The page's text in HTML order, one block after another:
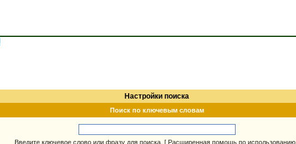
Настройки поиска
Поиск по ключевым словам
Введите ключевое слово или фразу для поиска. [ Расширенная помощь по использованию